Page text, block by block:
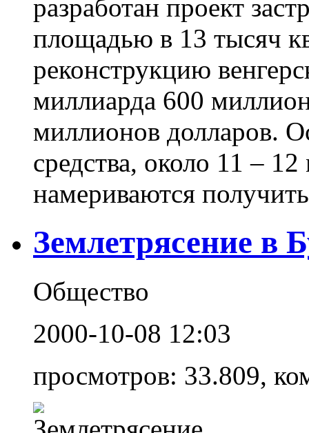
разработан проект
площадью в 13 тысяч
реконструкцию
миллиарда 600
миллионов долларов.
средства, около 11 –
намериваются
Землетрясение в
Общество
2000-10-08 12:03
просмотров: 33.809,